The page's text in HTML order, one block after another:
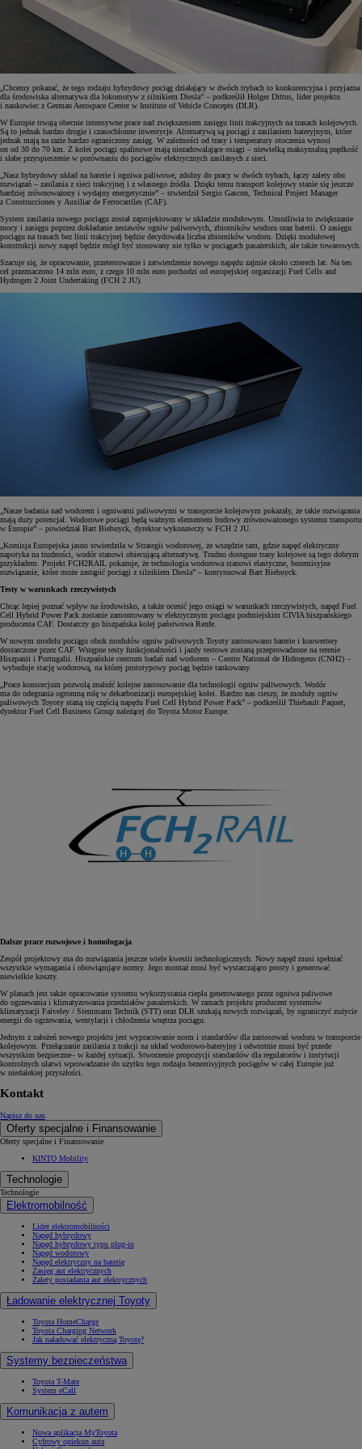
„Chcemy pokazać, że tego rodzaju hybrydowy pociąg działający w dwóch trybach to konkurencyjna i przyjazna
dla środowiska alternatywa dla lokomotyw z silnikiem Diesla” – podkreślił Holger Dittus, lider projektu
i naukowiec z German Aerospace Center w Institute of Vehicle Concepts (DLR).
W Europie trwają obecnie intensywne prace nad zwiększeniem zasięgu linii trakcyjnych na trasach kolejowych.
Są to jednak bardzo drogie i czasochłonne inwestycje. Alternatywą są pociągi z zasilaniem bateryjnym, które
jednak mają na razie bardzo ograniczony zasięg. W zależności od trasy i temperatury otoczenia wynosi
on od 30 do 70 km. Z kolei pociągi spalinowe mają niezadowalające osiągi – niewielką maksymalną prędkość
i słabe przyspieszenie w porównaniu do pociągów elektrycznych zasilanych z sieci.
„Nasz hybrydowy układ na baterie i ogniwa paliwowe, zdolny do pracy w dwóch trybach, łączy zalety obu
rozwiązań – zasilania z sieci trakcyjnej i z własnego źródła. Dzięki temu transport kolejowy stanie się jeszcze
bardziej zrównoważony i wydajny energetycznie” – stwierdził Sergio Gascon, Technical Project Manager
z Construcciones y Auxiliar de Ferrocarriles (CAF).
System zasilania nowego pociągu został zaprojektowany w układzie modułowym. Umożliwia to zwiększanie
mocy i zasięgu poprzez dokładanie zestawów ogniw paliwowych, zbiorników wodoru oraz baterii. O zasięgu
pociągu na trasach bez linii trakcyjnej będzie decydowała liczba zbiorników wodoru. Dzięki modułowej
konstrukcji nowy napęd będzie mógł być stosowany nie tylko w pociągach pasażerskich, ale także towarowych.
Szacuje się, że opracowanie, przetestowanie i zatwierdzenie nowego napędu zajmie około czterech lat. Na ten
cel przeznaczono 14 mln euro, z czego 10 mln euro pochodzi od europejskiej organizacji Fuel Cells and
Hydrogen 2 Joint Undertaking (FCH 2 JU).
„Nasze badania nad wodorem i ogniwami paliwowymi w transporcie kolejowym pokazały, że takie rozwiązania
mają duży potencjał. Wodorowe pociągi będą ważnym elementem budowy zrównoważonego systemu transportu
w Europie” – powiedział Bart Biebuyck, dyrektor wykonawczy w FCH 2 JU.
„Komisja Europejska jasno stwierdziła w Strategii wodorowej, że wszędzie tam, gdzie napęd elektryczny
napotyka na trudności, wodór stanowi obiecującą alternatywę. Trudno dostępne trasy kolejowe są tego dobrym
przykładem. Projekt FCH2RAIL pokazuje, że technologia wodorowa stanowi elastyczne, bezemisyjne
rozwiązanie, które może zastąpić pociągi z silnikiem Diesla” – kontynuował Bart Biebuyck.
Testy w warunkach rzeczywistych
Chcąc lepiej poznać wpływ na środowisko, a także ocenić jego osiągi w warunkach rzeczywistych, napęd Fuel
Cell Hybrid Power Pack zostanie zamontowany w elektrycznym pociągu podmiejskim CIVIA hiszpańskiego
producenta CAF. Dostarczy go hiszpańska kolej państwowa Renfe.
W nowym modelu pociągu obok modułów ogniw paliwowych Toyoty zastosowano baterie i konwertery
dostarczone przez CAF. Wstępne testy funkcjonalności i jazdy testowe zostaną przeprowadzone na terenie
Hiszpanii i Portugalii. Hiszpańskie centrum badań nad wodorem – Centro National de Hidrogeno (CNH2) –
wybuduje stację wodorową, na której prototypowy pociąg będzie tankowany.
„Prace konsorcjum pozwolą znaleźć kolejne zastosowanie dla technologii ogniw paliwowych. Wodór
ma do odegrania ogromną rolę w dekarbonizacji europejskiej kolei. Bardzo nas cieszy, że moduły ogniw
paliwowych Toyoty staną się częścią napędu Fuel Cell Hybrid Power Pack” – podkreślił Thiebault Paquet,
dyrektor Fuel Cell Business Group należącej do Toyota Motor Europe.
Dalsze prace rozwojowe i homologacja
Zespół projektowy ma do rozwiązania jeszcze wiele kwestii technologicznych. Nowy napęd musi spełniać
wszystkie wymagania i obowiązujące normy. Jego montaż musi być wystarczająco prosty i generować
niewielkie koszty.
W planach jest także opracowanie systemu wykorzystania ciepła generowanego przez ogniwa paliwowe
do ogrzewania i klimatyzowania przedziałów pasażerskich. W ramach projektu producent systemów
klimatyzacji Faiveley / Stemmann Technik (STT) oraz DLR szukają nowych rozwiązań, by ograniczyć zużycie
energii do ogrzewania, wentylacji i chłodzenia wnętrza pociągu.
Jednym z założeń nowego projektu jest wypracowanie norm i standardów dla zastosowań wodoru w transporcie
kolejowym. Przełączanie zasilania z trakcji na układ wodorowo-bateryjny i odwrotnie musi być przede
wszystkim bezpieczne– w każdej sytuacji. Stworzenie propozycji standardów dla regulatorów i instytucji
kontrolnych ułatwi wprowadzanie do użytku tego rodzaju bezemisyjnych pociągów w całej Europie już
w niedalekiej przyszłości.
Kontakt
Napisz do nas
Oferty specjalne i Finansowanie
Oferty specjalne i Finansowanie
KINTO Mobility
Technologie
Technologie
Elektromobilność
Lider elektromobilności
Napęd hybrydowy
Napęd hybrydowy typu plug-in
Napęd wodorowy
Napęd elektryczny na baterię
Zasięg aut elektrycznych
Zalety posiadania aut elektrycznych
Ładowanie elektrycznej Toyoty
Toyota HomeCharge
Toyota Charging Network
Jak naładować elektryczną Toyotę?
Systemy bezpieczeństwa
Toyota T-Mate
System eCall
Komunikacja z autem
Nowa aplikacja MyToyota
Cyfrowy opiekun auta